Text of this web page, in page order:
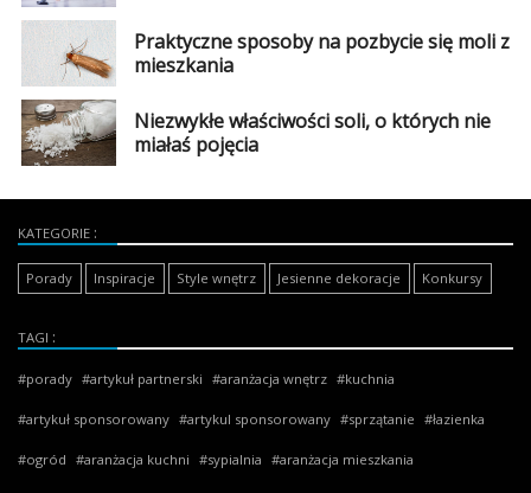
Praktyczne sposoby na pozbycie się moli z
mieszkania
Niezwykłe właściwości soli, o których nie
miałaś pojęcia
KATEGORIE
Porady Inspiracje Style wnętrz Jesienne dekoracje Konkursy
TAGI
porady artykuł partnerski aranżacja wnętrz kuchnia
artykuł sponsorowany artykul sponsorowany sprzątanie łazienka
ogród aranżacja kuchni sypialnia aranżacja mieszkania